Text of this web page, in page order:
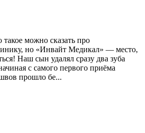
можно сказать про
но «Инвайт Медикал» — место,
Наш сын удалял сразу два зуба
с самого первого приёма
прошло бе...